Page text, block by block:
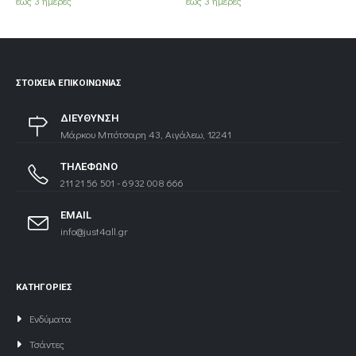
ΣΤΟΙΧΕΊΑ ΕΠΙΚΟΙΝΩΝΊΑΣ
ΔΙΕΥΘΥΝΣΗ
Μάρκου Μπότσαρη 43, Αιγάλεω, 12241
ΤΗΛΕΦΩΝΟ
211 21 56 501 - 6932 008 666
EMAIL
info@just4all.gr
ΚΑΤΗΓΟΡΙΕΣ
Ενδύματα
Τσάντες